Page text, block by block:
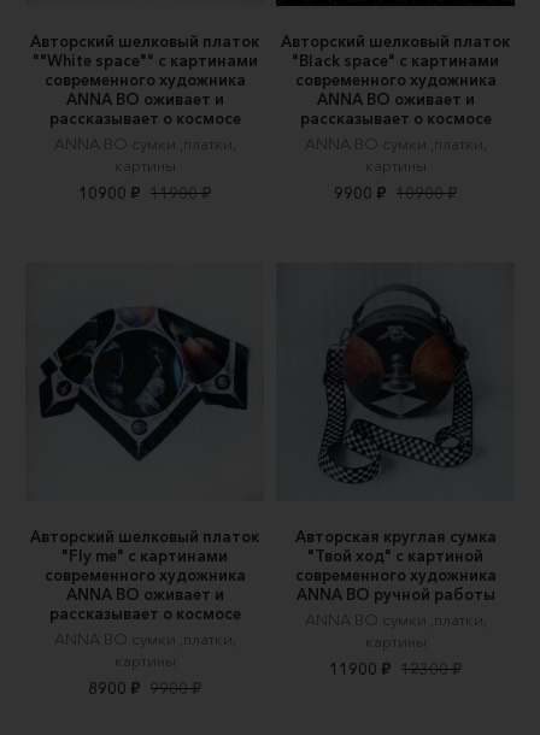
Авторский шелковый платок
""White space"" c картинами
современного художника
ANNA BO оживает и
рассказывает о космосе
ANNA BO сумки ,платки,
картины
10900 ₽ 11900 ₽
Авторский шелковый платок
"Black space" c картинами
современного художника
ANNA BO оживает и
рассказывает о космосе
ANNA BO сумки ,платки,
картины
9900 ₽ 10900 ₽
Авторский шелковый платок
"Fly me" c картинами
современного художника
ANNA BO оживает и
рассказывает о космосе
ANNA BO сумки ,платки,
картины
8900 ₽ 9900 ₽
Авторская круглая сумка
"Твой ход" c картиной
современного художника
ANNA BO ручной работы
ANNA BO сумки ,платки,
картины
11900 ₽ 12300 ₽